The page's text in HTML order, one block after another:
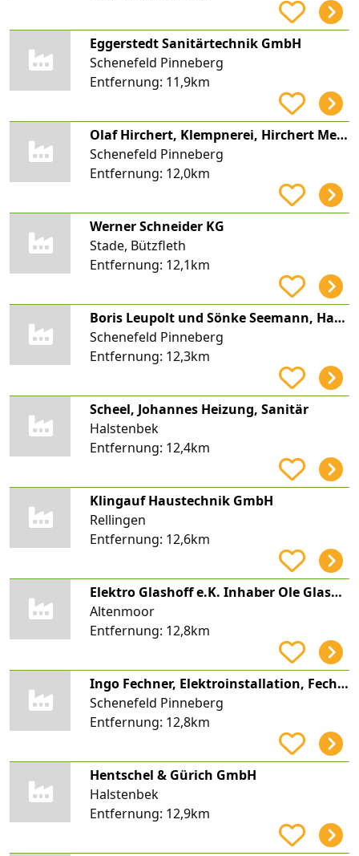
Eggerstedt Sanitärtechnik GmbH
Schenefeld Pinneberg
Entfernung: 11,9km
Olaf Hirchert, Klempnerei, Hirchert Meisterbetrieb
Schenefeld Pinneberg
Entfernung: 12,0km
Werner Schneider KG
Stade, Bützfleth
Entfernung: 12,1km
Boris Leupolt und Sönke Seemann, Haustechnik
Schenefeld Pinneberg
Entfernung: 12,3km
Scheel, Johannes Heizung, Sanitär
Halstenbek
Entfernung: 12,4km
Klingauf Haustechnik GmbH
Rellingen
Entfernung: 12,6km
Elektro Glashoff e.K. Inhaber Ole Glashoff
Altenmoor
Entfernung: 12,8km
Ingo Fechner, Elektroinstallation, Fechner Elektrotechik
Schenefeld Pinneberg
Entfernung: 12,8km
Hentschel & Gürich GmbH
Halstenbek
Entfernung: 12,9km